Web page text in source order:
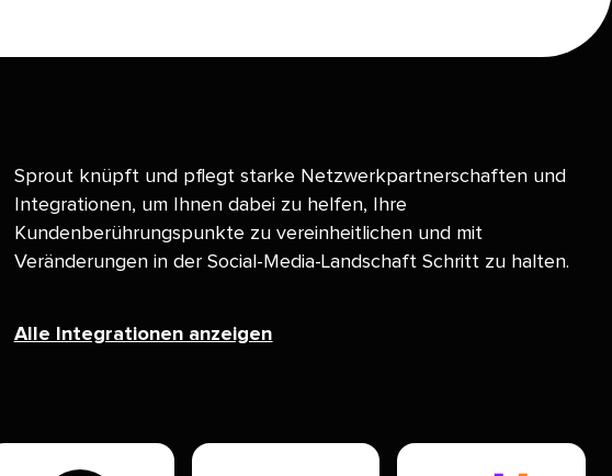
Sprout knüpft und pflegt starke Netzwerkpartnerschaften und
Integrationen, um Ihnen dabei zu helfen, Ihre
Kundenberührungspunkte zu vereinheitlichen und mit
Veränderungen in der Social-Media-Landschaft Schritt zu halten.​​
Alle Integrationen anzeigen​​